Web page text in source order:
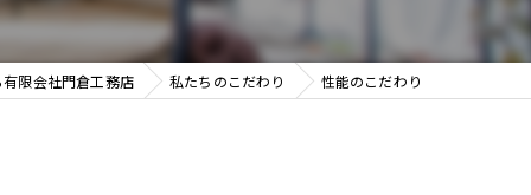
だわり
ムのこだわり
限会社門倉工務店 私たちのこだわり 性能のこだわり